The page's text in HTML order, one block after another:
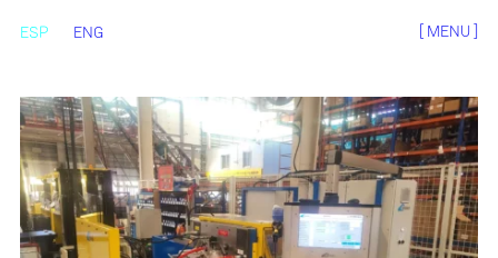
ESP ENG [ MENU ]